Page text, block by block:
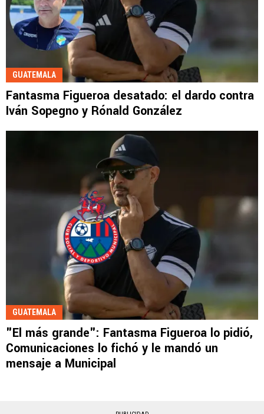
GUATEMALA
Fantasma Figueroa desatado: el dardo contra
Iván Sopegno y Rónald González
GUATEMALA
"El más grande": Fantasma Figueroa lo pidió,
Comunicaciones lo fichó y le mandó un
mensaje a Municipal